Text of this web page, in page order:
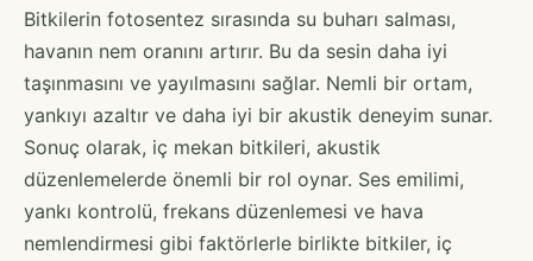
Bitkilerin fotosentez sırasında su buharı salması,
havanın nem oranını artırır. Bu da sesin daha iyi
taşınmasını ve yayılmasını sağlar. Nemli bir ortam,
yankıyı azaltır ve daha iyi bir akustik deneyim sunar.
Sonuç olarak, iç mekan bitkileri, akustik
düzenlemelerde önemli bir rol oynar. Ses emilimi,
yankı kontrolü, frekans düzenlemesi ve hava
nemlendirmesi gibi faktörlerle birlikte bitkiler, iç